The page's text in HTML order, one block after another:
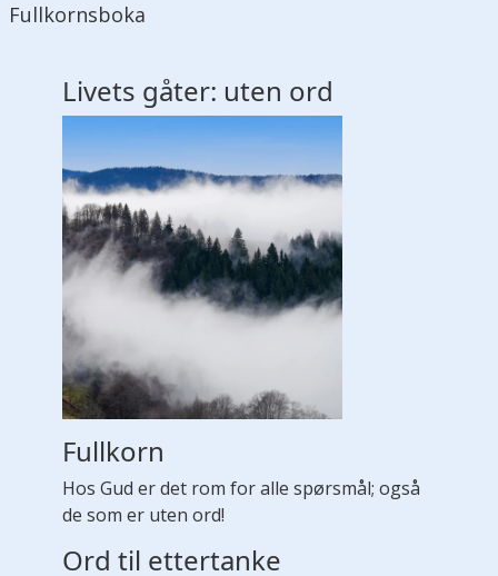
Fullkornsboka
Livets gåter: uten ord
Fullkorn
Hos Gud er det rom for alle spørsmål; også
de som er uten ord!
Ord til ettertanke